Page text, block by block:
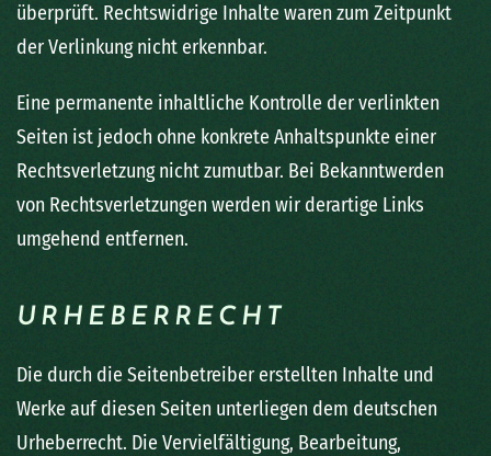
überprüft. Rechtswidrige Inhalte waren zum Zeitpunkt
der Verlinkung nicht erkennbar.
Eine permanente inhaltliche Kontrolle der verlinkten
Seiten ist jedoch ohne konkrete Anhaltspunkte einer
Rechtsverletzung nicht zumutbar. Bei Bekanntwerden
von Rechtsverletzungen werden wir derartige Links
umgehend entfernen.
URHEBERRECHT
Die durch die Seitenbetreiber erstellten Inhalte und
Werke auf diesen Seiten unterliegen dem deutschen
Urheberrecht. Die Vervielfältigung, Bearbeitung,